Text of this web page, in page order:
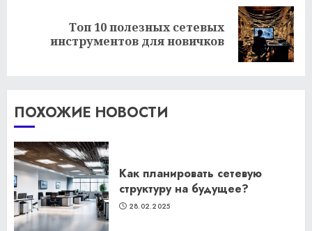
Следующая
запись:
Топ 10 полезных сетевых
инструментов для новичков
ПОХОЖИЕ НОВОСТИ
Как планировать сетевую
структуру на будущее?
28.02.2025